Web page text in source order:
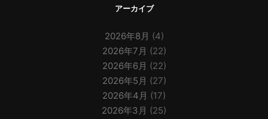
アーカイブ
2026年8月 (4)
2026年7月 (22)
2026年6月 (22)
2026年5月 (27)
2026年4月 (17)
2026年3月 (25)